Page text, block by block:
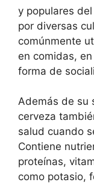
y populares
por diversas
comúnmente
en comidas,
forma de
Además de su
cerveza
salud cuando
Contiene
proteínas,
como potasio,